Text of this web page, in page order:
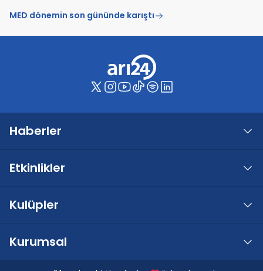
MED dönemin son gününde karıştı
Haberler
Etkinlikler
Kulüpler
Kurumsal